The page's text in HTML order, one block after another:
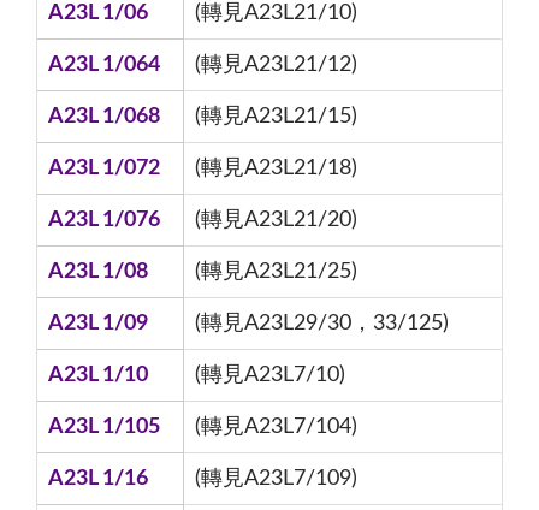
A23L 1/06 (轉見A23L21/10)
A23L 1/064 (轉見A23L21/12)
A23L 1/068 (轉見A23L21/15)
A23L 1/072 (轉見A23L21/18)
A23L 1/076 (轉見A23L21/20)
A23L 1/08 (轉見A23L21/25)
A23L 1/09 (轉見A23L29/30，33/125)
A23L 1/10 (轉見A23L7/10)
A23L 1/105 (轉見A23L7/104)
A23L 1/16 (轉見A23L7/109)